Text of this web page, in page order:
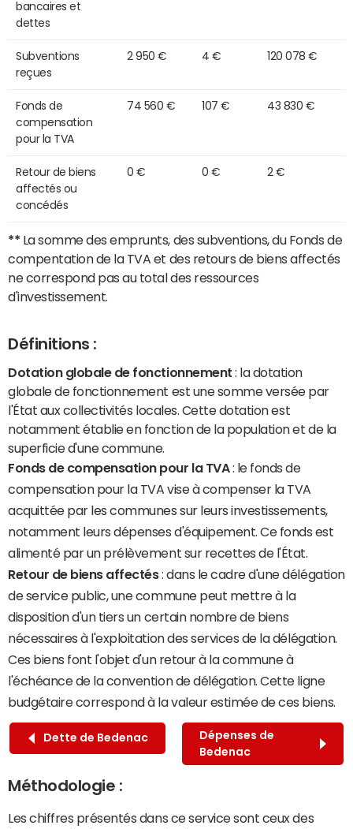
bancaires et
dettes
Subventions
reçues
2 950 € 4 € 120 078 €
Fonds de
compensation
pour la TVA
74 560 € 107 € 43 830 €
Retour de biens
affectés ou
concédés
0 € 0 € 2 €
** La somme des emprunts, des subventions, du Fonds de
compentation de la TVA et des retours de biens affectés
ne correspond pas au total des ressources
d'investissement.
Définitions :
Dotation globale de fonctionnement : la dotation
globale de fonctionnement est une somme versée par
l'État aux collectivités locales. Cette dotation est
notamment établie en fonction de la population et de la
superficie d'une commune.
Fonds de compensation pour la TVA: le fonds de
compensation pour la TVA vise à compenser la TVA
acquittée par les communes sur leurs investissements,
notamment leurs dépenses d'équipement. Ce fonds est
alimenté par un prélèvement sur recettes de l'État.
Retour de biens affectés: dans le cadre d'une délégation
de service public, une commune peut mettre à la
disposition d'un tiers un certain nombre de biens
nécessaires à l'exploitation des services de la délégation.
Ces biens font l'objet d'un retour à la commune à
l'échéance de la convention de délégation. Cette ligne
budgétaire correspond à la valeur estimée de ces biens.
Dette de Bedenac
Dépenses de
Bedenac
Méthodologie :
Les chiffres présentés dans ce service sont ceux des